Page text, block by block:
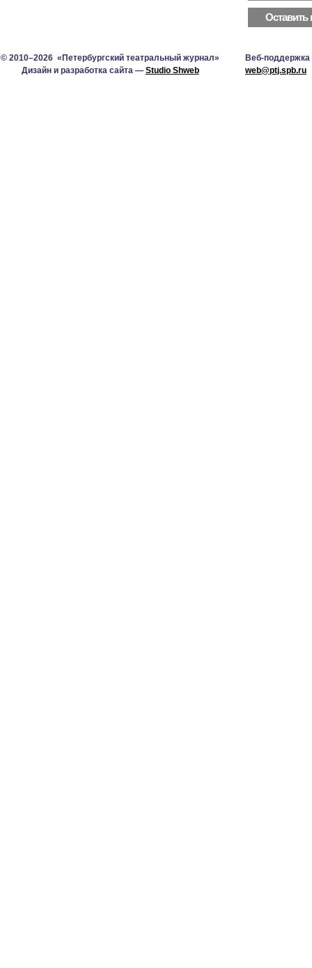
© 2010–2026 «Петербургский театральный журнал»
Дизайн и разработка сайта — Studio Shweb
Веб-поддержка
web@ptj.spb.ru